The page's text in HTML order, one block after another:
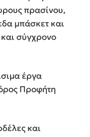
πρασίνου,
μπάσκετ και
σύγχρονο
έργα
Προφήτη
και